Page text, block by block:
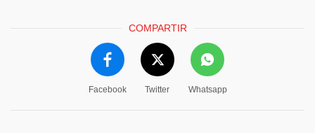
COMPARTIR
Facebook Twitter Whatsapp